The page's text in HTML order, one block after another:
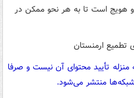
و هویج است تا به هر نحو ممکن در
تأیید محتوای آن نیست و صرفا
منتشر می‌شود.